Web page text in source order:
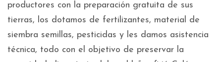
productores con la preparación gratuita de sus
tierras, los dotamos de fertilizantes, material de
siembra semillas, pesticidas y les damos asistencia
técnica, todo con el objetivo de preservar la